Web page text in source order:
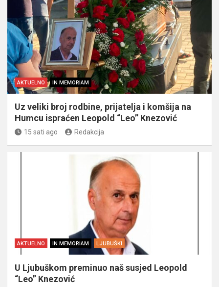
AKTUELNO IN MEMORIAM
Uz veliki broj rodbine, prijatelja i komšija na
Humcu ispraćen Leopold “Leo” Knezović
15 sati ago Redakcija
AKTUELNO IN MEMORIAM LJUBUŠKI
U Ljubuškom preminuo naš susjed Leopold
“Leo” Knezović